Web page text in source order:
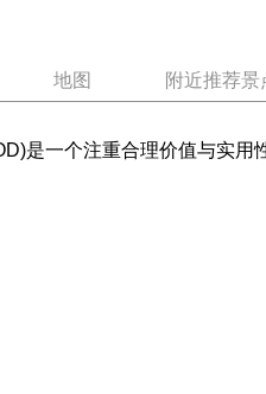
地图 附近推荐景
是一个注重合理价值与实